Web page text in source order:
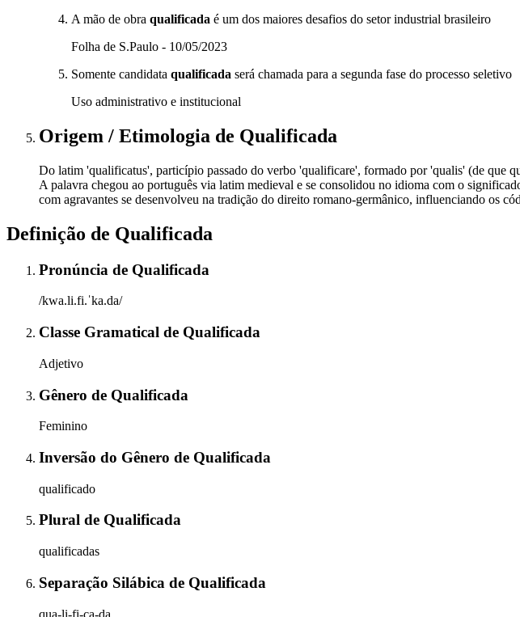
A mão de obra qualificada é um dos maiores desafios do setor industrial brasileiro
Folha de S.Paulo - 10/05/2023
Somente candidata qualificada será chamada para a segunda fase do processo seletivo
Uso administrativo e institucional
Origem / Etimologia de Qualificada
Do latim 'qualificatus', particípio passado do verbo 'qualificare', formado por 'qualis' (de que
A palavra chegou ao português via latim medieval e se consolidou no idioma com o
com agravantes se desenvolveu na tradição do direito romano-germânico, influenciando os
Definição de Qualificada
Pronúncia de Qualificada
/kwa.li.fi.ˈka.da/
Classe Gramatical de Qualificada
Adjetivo
Gênero de Qualificada
Feminino
Inversão do Gênero de Qualificada
qualificado
Plural de Qualificada
qualificadas
Separação Silábica de Qualificada
qua-li-fi-ca-da